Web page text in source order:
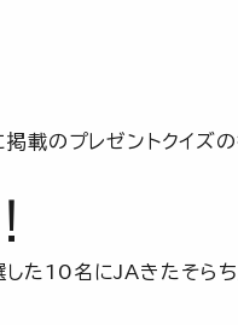
載のプレゼントクイズの
た10名にJAきたそら